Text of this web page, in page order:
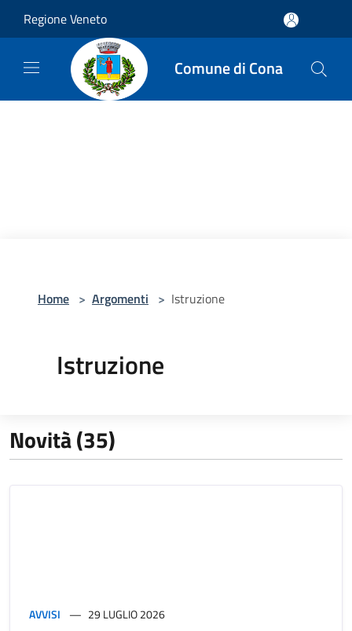
Regione Veneto
Comune di Cona
Home > Argomenti > Istruzione
Istruzione
Novità (35)
AVVISI 29 LUGLIO 2026